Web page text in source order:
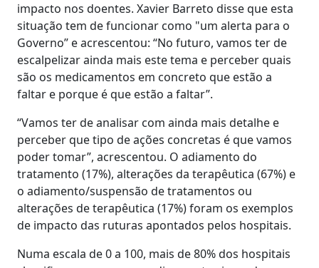
impacto nos doentes. Xavier Barreto disse que esta
situação tem de funcionar como "um alerta para o
Governo” e acrescentou: “No futuro, vamos ter de
escalpelizar ainda mais este tema e perceber quais
são os medicamentos em concreto que estão a
faltar e porque é que estão a faltar”.
“Vamos ter de analisar com ainda mais detalhe e
perceber que tipo de ações concretas é que vamos
poder tomar”, acrescentou. O adiamento do
tratamento (17%), alterações da terapêutica (67%) e
o adiamento/suspensão de tratamentos ou
alterações de terapêutica (17%) foram os exemplos
de impacto das ruturas apontados pelos hospitais.
Numa escala de 0 a 100, mais de 80% dos hospitais